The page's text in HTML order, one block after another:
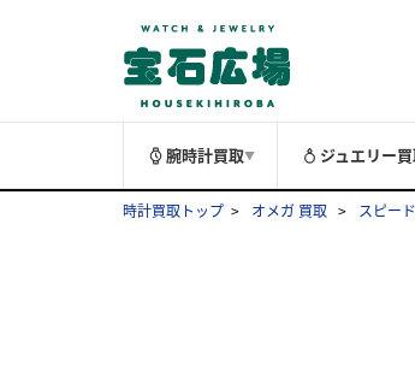
腕時計買取▼ ジュエリー
時計買取トップ オメガ 買取 スピー